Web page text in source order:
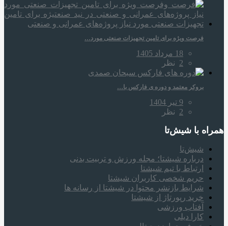
فرصت ویژه برای تامین تجهیزات صنعتی مورد…
18 مرداد 1405
2 نظر
بروکر معتمد و دوره‌ ی فارکس با…
9 تیر 1404
2 نظر
همراه‌ با شیش‌تا
شیش‌تا
درباره شیشتا؛ مجله ورزش و تربیت بدنی
ارتباط با تیم شیشتا
حریم شخصی کاربران شیشتا
شرایط بازنشر محتوا در شیشتا از رسانه ها
خرید رپورتاژ از شیشتا
آفتاب ورزشی
کارا دیلی